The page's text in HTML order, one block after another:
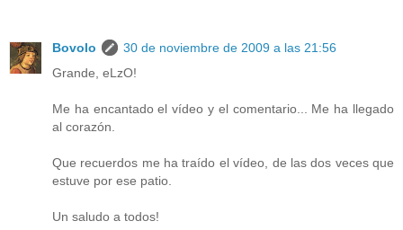
Bovolo
30 de noviembre de 2009 a las 21:56
Grande, eLzO!
Me ha encantado el vídeo y el comentario... Me ha llegado
al corazón.
Que recuerdos me ha traído el vídeo, de las dos veces que
estuve por ese patio.
Un saludo a todos!